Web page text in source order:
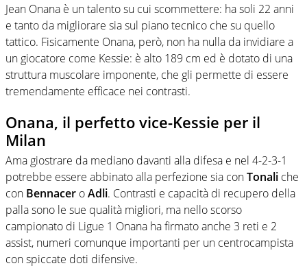
Jean Onana è un talento su cui scommettere: ha soli 22 anni
e tanto da migliorare sia sul piano tecnico che su quello
tattico. Fisicamente Onana, però, non ha nulla da invidiare a
un giocatore come Kessie: è alto 189 cm ed è dotato di una
struttura muscolare imponente, che gli permette di essere
tremendamente efficace nei contrasti.
Onana, il perfetto vice-Kessie per il
Milan
Ama giostrare da mediano davanti alla difesa e nel 4-2-3-1
potrebbe essere abbinato alla perfezione sia conTonali che
con Bennacer oAdli. Contrasti e capacità di recupero della
palla sono le sue qualità migliori, ma nello scorso
campionato di Ligue 1 Onana ha firmato anche 3 reti e 2
assist, numeri comunque importanti per un centrocampista
con spiccate doti difensive.